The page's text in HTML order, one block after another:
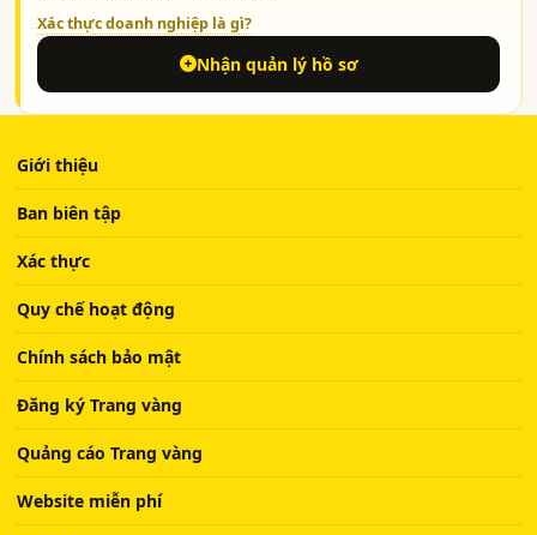
Xác thực doanh nghiệp là gì?
Nhận quản lý hồ sơ
Giới thiệu
Ban biên tập
Xác thực
Quy chế hoạt động
Chính sách bảo mật
Đăng ký Trang vàng
Quảng cáo Trang vàng
Website miễn phí